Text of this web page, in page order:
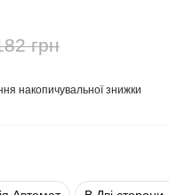
грн
накопичувальної знижки